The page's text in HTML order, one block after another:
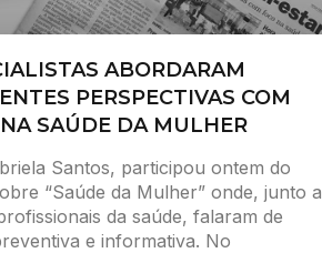
ABORDARAM
PERSPECTIVAS COM
SAÚDE DA MULHER
Santos, participou ontem do
“Saúde da Mulher” onde, junto a
da saúde, falaram de
e informativa. No